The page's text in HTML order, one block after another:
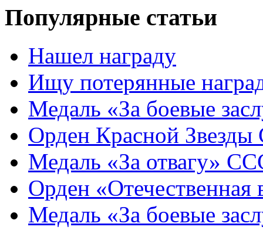
Популярные статьи
Нашел награду
Ищу потерянные
Медаль «За боевые
Орден Красной
Медаль «За отвагу»
Орден
Медаль «За боевые